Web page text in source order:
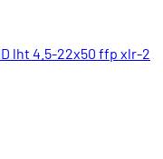
lht 4.5-22x50 ffp xlr-2